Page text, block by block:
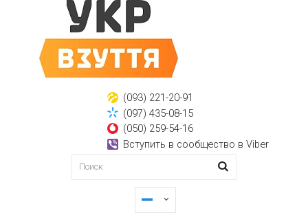
(093) 221-20-91
(097) 435-08-15
(050) 259-54-16
Вступить в сообщество в Viber